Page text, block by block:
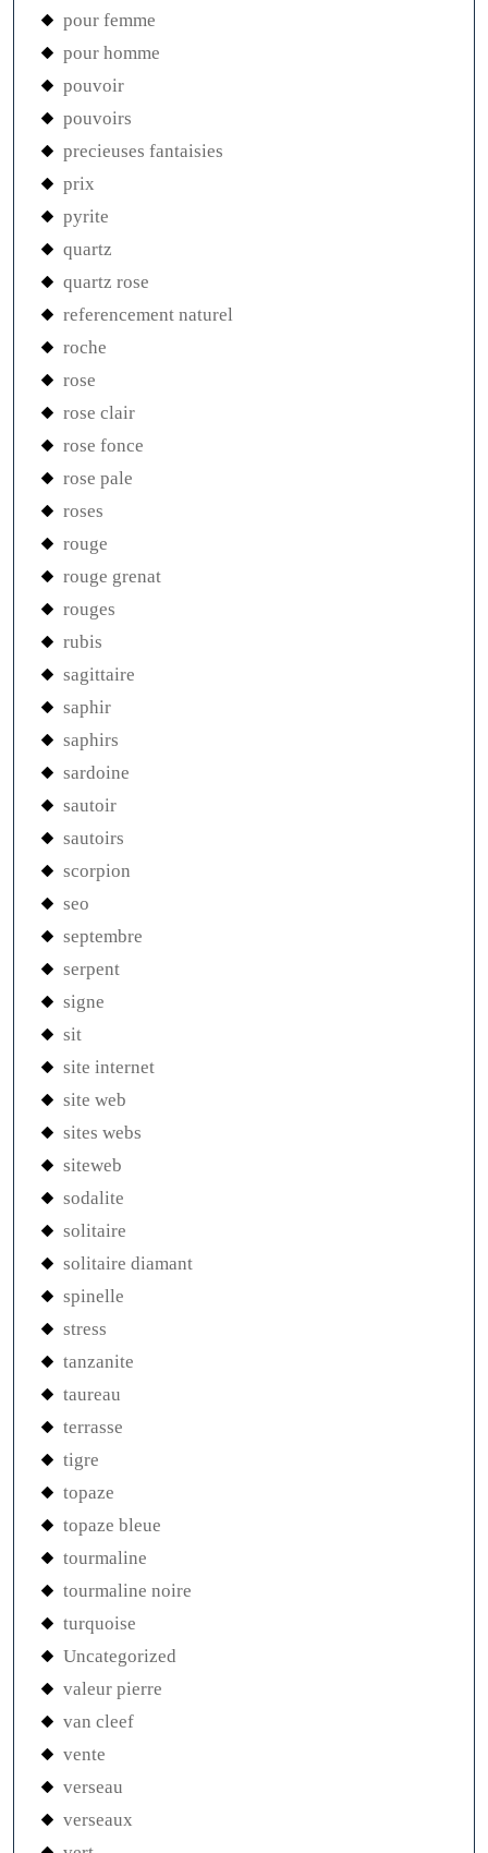
pour femme
pour homme
pouvoir
pouvoirs
precieuses fantaisies
prix
pyrite
quartz
quartz rose
referencement naturel
roche
rose
rose clair
rose fonce
rose pale
roses
rouge
rouge grenat
rouges
rubis
sagittaire
saphir
saphirs
sardoine
sautoir
sautoirs
scorpion
seo
septembre
serpent
signe
sit
site internet
site web
sites webs
siteweb
sodalite
solitaire
solitaire diamant
spinelle
stress
tanzanite
taureau
terrasse
tigre
topaze
topaze bleue
tourmaline
tourmaline noire
turquoise
Uncategorized
valeur pierre
van cleef
vente
verseau
verseaux